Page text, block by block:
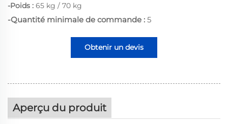
-Poids : 65 kg / 70 kg
-Quantité minimale de commande : 5
Obtenir un devis
Aperçu du produit